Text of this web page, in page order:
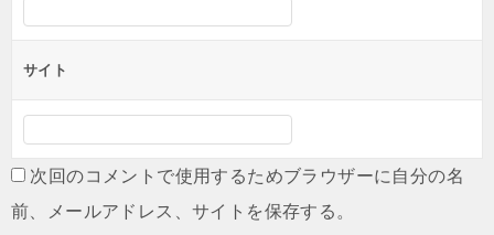
サイト
次回のコメントで使用するためブラウザーに自分の名
前、メールアドレス、サイトを保存する。